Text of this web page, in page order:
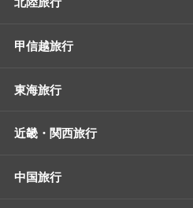
甲信越旅行
東海旅行
近畿・関西旅行
中国旅行